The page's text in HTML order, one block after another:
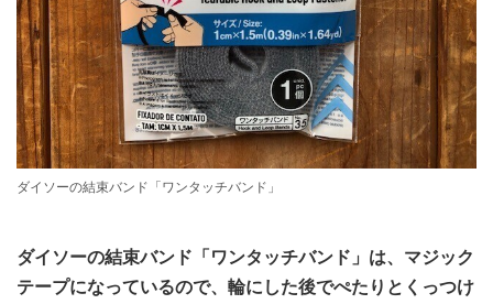
ダイソーの結束バンド「ワンタッチバンド」
ダイソーの結束バンド「ワンタッチバンド」は、マジック
テープになっているので、輪にした後でぺたりとくっつけ